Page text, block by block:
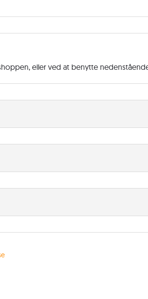
eller ved at benytte